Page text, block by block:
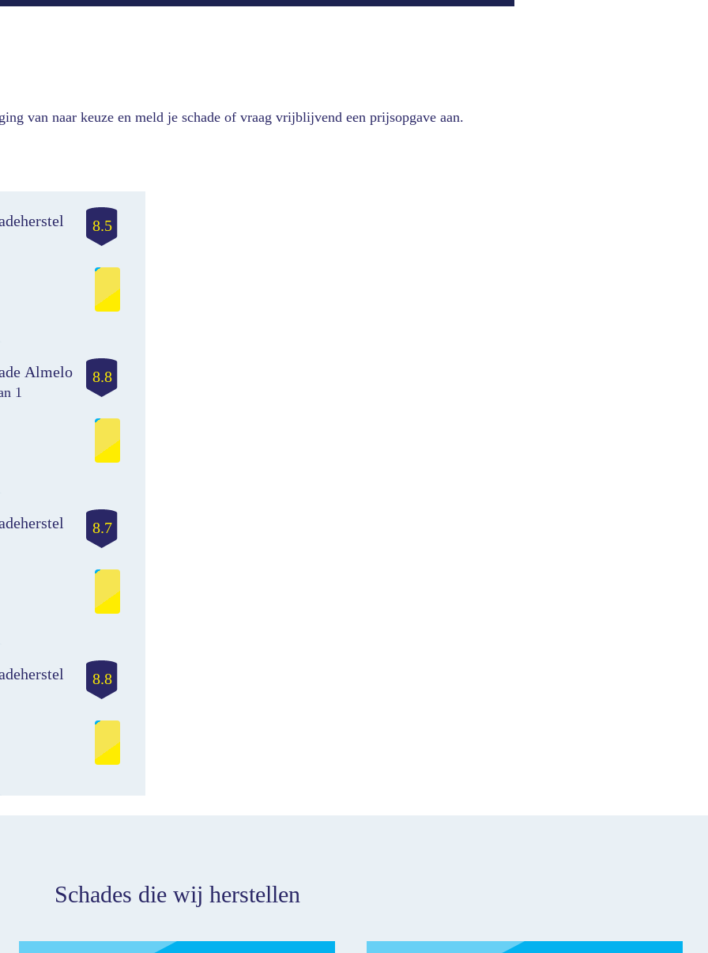
van naar keuze en meld je schade of vraag vrijblijvend een prijsopgave aan.
8.5
Almelo
1
8.8
8.7
8.8
Schades die wij herstellen